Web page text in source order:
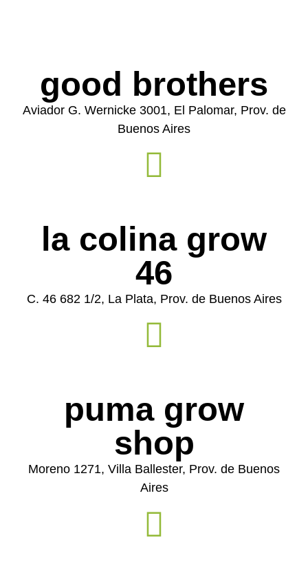
good brothers
Aviador G. Wernicke 3001, El Palomar, Prov. de
Buenos Aires
la colina grow
46
C. 46 682 1/2, La Plata, Prov. de Buenos Aires
puma grow
shop
Moreno 1271, Villa Ballester, Prov. de Buenos
Aires